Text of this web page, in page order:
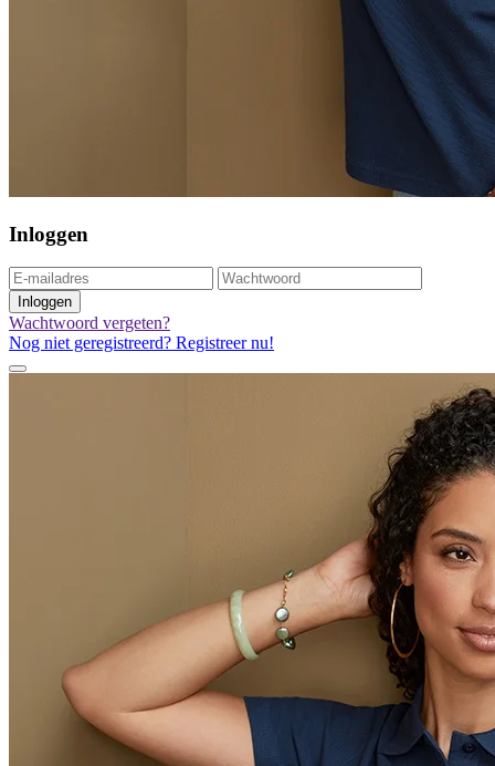
Inloggen
Inloggen
Wachtwoord vergeten?
Nog niet geregistreerd? Registreer nu!